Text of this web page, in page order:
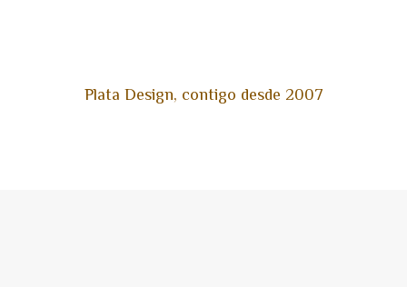
Plata Design, contigo desde 2007